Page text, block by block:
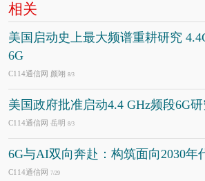
相关
美国启动史上最大频谱重耕研究
6G
C114通信网 颜翊 8/3
美国政府批准启动4.4 GHz频段6G研
C114通信网 岳明 8/3
6G与AI双向奔赴：构筑面向2030年
C114通信网 7/29